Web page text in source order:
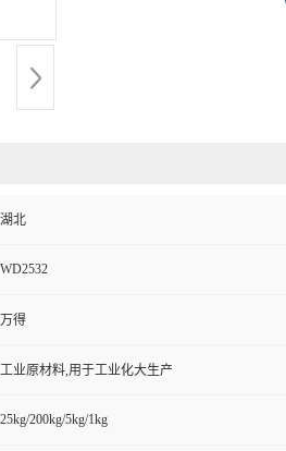
湖北
WD2532
万得
工业原材料,用于工业化大生产
25kg/200kg/5kg/1kg